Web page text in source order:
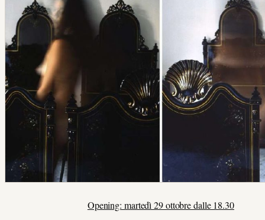
Opening: martedì 29 ottobre dalle 18.30